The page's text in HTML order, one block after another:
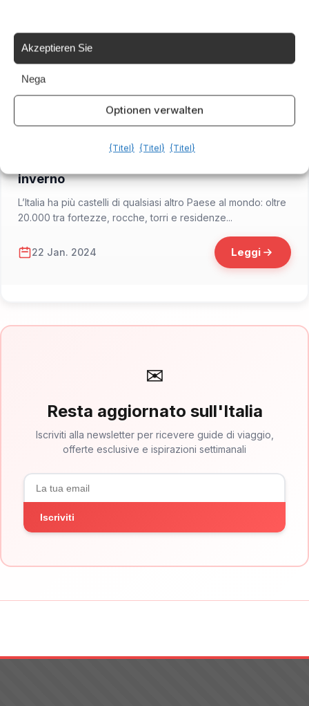
Akzeptieren Sie
Nega
Optionen verwalten
{Titel} {Titel} {Titel}
inverno
L’Italia ha più castelli di qualsiasi altro Paese al mondo: oltre
20.000 tra fortezze, rocche, torri e residenze...
22 Jan. 2024 Leggi
✉
Resta aggiornato sull'Italia
Iscriviti alla newsletter per ricevere guide di viaggio,
offerte esclusive e ispirazioni settimanali
Iscriviti